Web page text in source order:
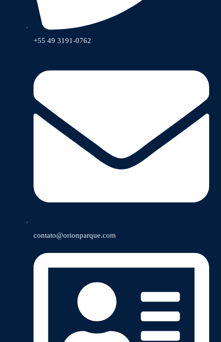
+55 49 3191-0762
contato@orionparque.com